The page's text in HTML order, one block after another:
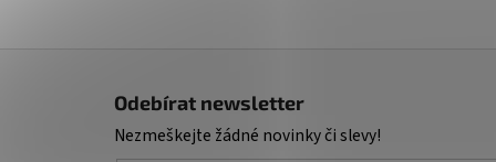
Odebírat newsletter
Nezmeškejte žádné novinky či slevy!